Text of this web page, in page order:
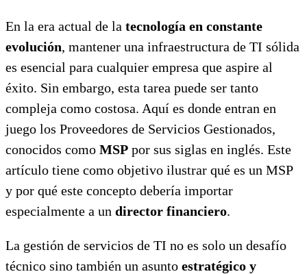
En la era actual de la tecnología en constante
evolución, mantener una infraestructura de TI sólida
es esencial para cualquier empresa que aspire al
éxito. Sin embargo, esta tarea puede ser tanto
compleja como costosa. Aquí es donde entran en
juego los Proveedores de Servicios Gestionados,
conocidos como MSP por sus siglas en inglés. Este
artículo tiene como objetivo ilustrar qué es un MSP
y por qué este concepto debería importar
especialmente a un director financiero.
La gestión de servicios de TI no es solo un desafío
técnico sino también un asunto estratégico y